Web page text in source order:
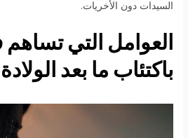
السيدات دون الأخريات.
العوامل التي تساهم
باكتئاب ما بعد الولادة